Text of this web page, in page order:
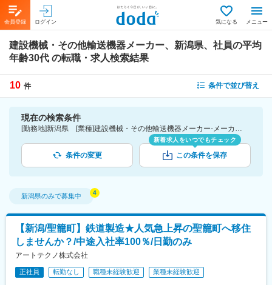
会員登録 ログイン 気になる メニュー
建設機械・その他輸送機器メーカー、新潟県、社員の平均
年齢30代 の転職・求人検索結果
10 件 条件で並び替え
現在の検索条件
[勤務地]新潟県 [業種]建設機械・その他輸送機器メーカー-メーカー（機械・電気）業界 [詳細条件](社員の平均年齢)30代
条件の変更
新着求人をいつでもチェック
この条件を保存
新潟県のみで募集中
【新潟/聖籠町】鉄道製造★人気急上昇の聖籠町へ移住
しませんか？/中途入社率100％/日勤のみ
アートテクノ株式会社
正社員 転勤なし 職種未経験歓迎 業種未経験歓迎